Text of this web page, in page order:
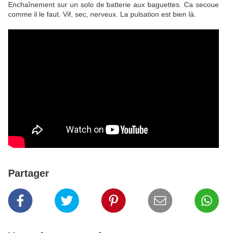
Enchaînement sur un solo de batterie aux baguettes. Ca secoue
comme il le faut. Vif, sec, nerveux. La pulsation est bien là.
Partager